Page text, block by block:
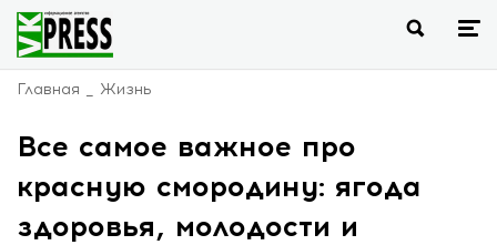
Главная Жизнь
Все самое важное про
красную смородину: ягода
здоровья, молодости и